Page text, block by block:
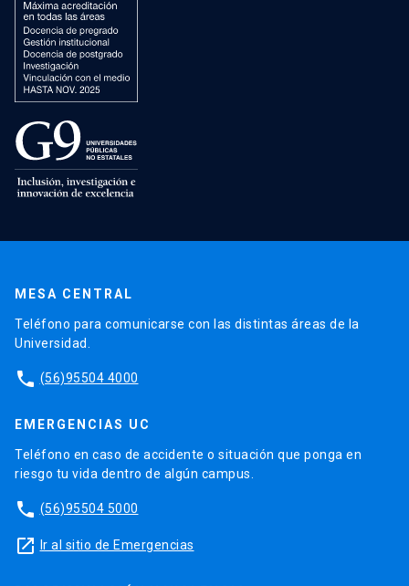
MESA CENTRAL
Teléfono para comunicarse con las distintas áreas de la
Universidad.
phone (56)95504 4000
EMERGENCIAS UC
Teléfono en caso de accidente o situación que ponga en
riesgo tu vida dentro de algún campus.
phone (56)95504 5000
launch Ir al sitio de Emergencias